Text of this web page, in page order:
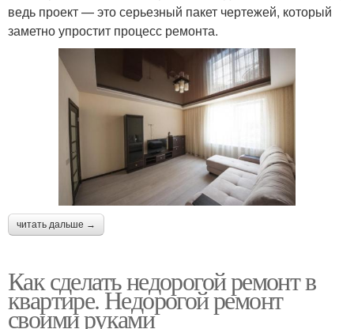
ведь проект — это серьезный пакет чертежей, который
заметно упростит процесс ремонта.
читать дальше →
Как сделать недорогой ремонт в
квартире. Недорогой ремонт
своими руками